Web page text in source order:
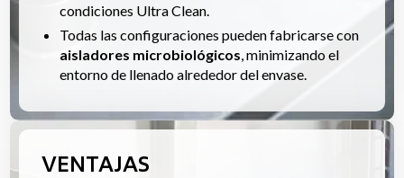
condiciones Ultra Clean.
Todas las configuraciones pueden fabricarse con
aisladores microbiológicos , minimizando el
entorno de llenado alrededor del envase.
VENTAJAS